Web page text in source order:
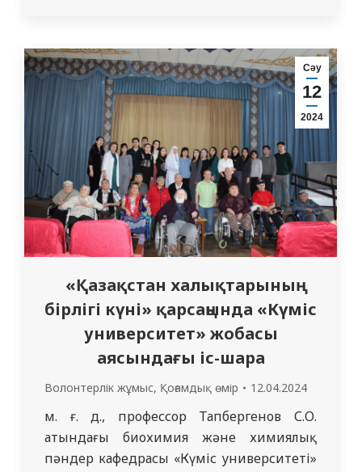
биохимия және химиялық пәндер
кафедрасында студенттердің ғылыми-
зерттеу жұмыстарын ұйымдастырудың
құрамдас және қажетті бөлігі, жұмыс
нәтижесін көрсету және бағалау.
Студенттер өз жұмыстарының
нәтижелерін университетте өткен
ғылыми-тәжірибелік конференцияда
баяндама түрінде ұсынады. Мұндай
мүмкіндік…
Сәу
12
2024
«Қазақстан халықтарының
бірлігі күні» қарсаңында «Күміс
университет» жобасы
аясындағы іс-шара
Волонтерлік жұмыс, Қоғамдық өмір 12.04.2024
м. ғ. д., профессор Тапбергенов С.О.
атындағы биохимия және химиялық
пәндер кафедрасы «Күміс университеті»